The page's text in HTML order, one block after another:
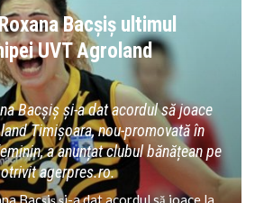
Bacșiș ultimul
UVT Agroland
Bacșiș și-a dat acordul să joace
Timișoara, nou-promovată în
a anunțat clubul bănățean pe
agerpres.ro.
Bacșiș și-a dat acordul să joace la